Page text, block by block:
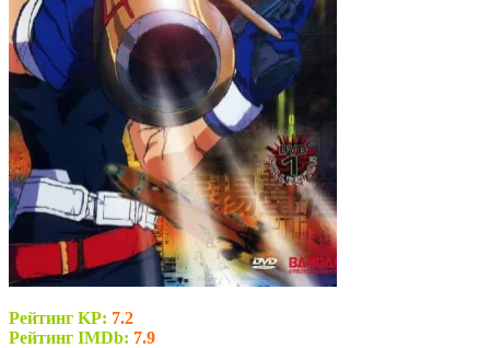
Рейтинг KP: 7.2
Рейтинг IMDb: 7.9